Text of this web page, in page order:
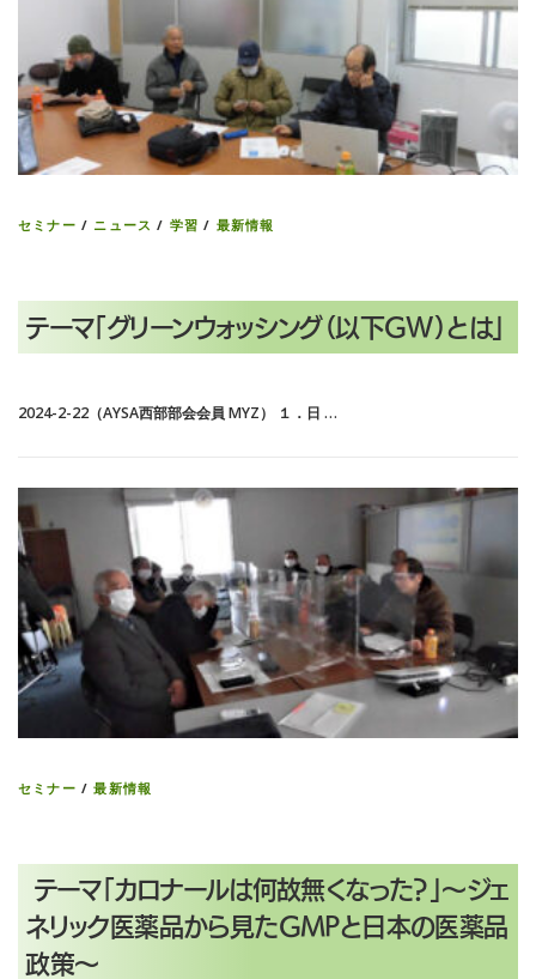
セミナー / ニュース / 学習 / 最新情報
テーマ「グリーンウォッシング（以下GW）とは」
2024-2-22（AYSA西部部会会員 MYZ） １．日 …
セミナー /最新情報
テーマ「カロナールは何故無くなった？」～ジェ
ネリック医薬品から見たGMPと日本の医薬品
政策～